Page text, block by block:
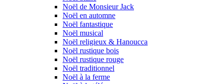
Noël de Monsieur Jack
Noël en automne
Noël fantastique
Noël musical
Noël religieux & Hanoucca
Noël rustique bois
Noël rustique rouge
Noël traditionnel
Noël à la ferme